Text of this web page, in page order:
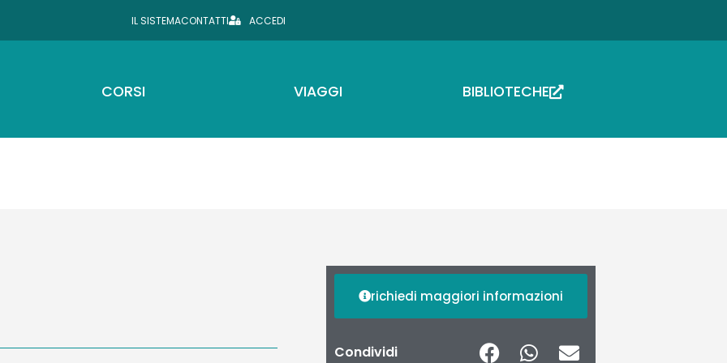
IL SISTEMACONTATTI ACCEDI
CORSI VIAGGI BIBLIOTECHE
richiedi maggiori informazioni
Condividi